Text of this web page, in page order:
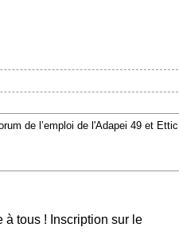
de l’emploi de l'Adapei 49 et Ettic
à tous ! Inscription sur le